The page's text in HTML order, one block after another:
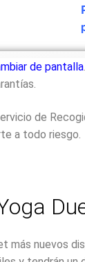
de pantalla.
de
a todo riesgo.
más nuevos